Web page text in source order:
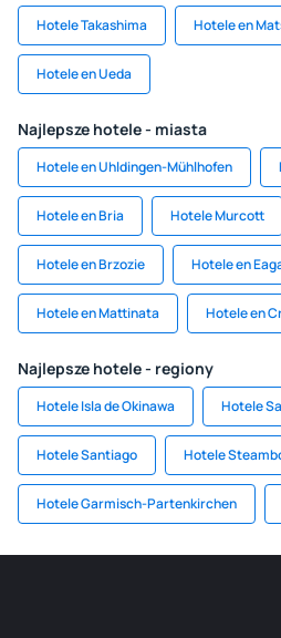
Hotele Takashima Hotele en
Hotele en Ueda
Najlepsze hotele - miasta
Hotele en Uhldingen-Mühlhofen
Hotele en Bria Hotele Murcott
Hotele en Brzozie Hotele en
Hotele en Mattinata Hotele en
Najlepsze hotele - regiony
Hotele Isla de Okinawa Hotele
Hotele Santiago Hotele
Hotele Garmisch-Partenkirchen